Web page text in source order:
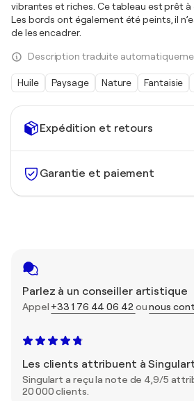
Expédition et retours
Garantie et paiement
Parlez à un conseiller artistique
Appel +33 1 76 44 06 42 ounous
Les clients attribuent à
Singulart a reçu la note de 4,9/5
20 000 clients.
vibrantes et riches. Ce tableau est prêt à
Les bords ont également été peints, il
de les encadrer.
Description traduite
Huile Paysage Nature Fantaisie